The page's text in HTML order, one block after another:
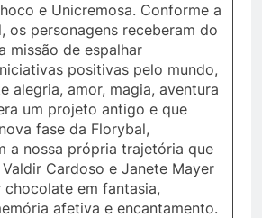
e Unicremosa. Conforme a
os personagens receberam do
missão de espalhar
positivas pelo mundo,
alegria, amor, magia, aventura
um projeto antigo e que
fase da Florybal,
a nossa própria trajetória que
Cardoso e Janete Mayer
em fantasia,
afetiva e encantamento.